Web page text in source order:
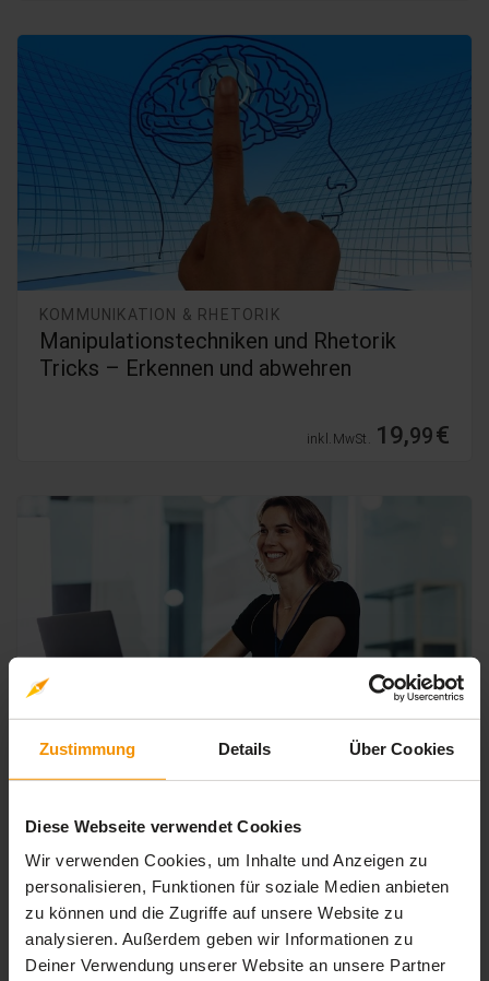
Zustimmung Details Über Cookies
Diese Webseite verwendet Cookies
Wir verwenden Cookies, um Inhalte und Anzeigen zu
personalisieren, Funktionen für soziale Medien anbieten
zu können und die Zugriffe auf unsere Website zu
analysieren. Außerdem geben wir Informationen zu
Deiner Verwendung unserer Website an unsere Partner
KOMMUNIKATION & RHETORIK
Manipulationstechniken und Rhetorik
Tricks – Erkennen und abwehren
inkl. MwSt. 19,99€
PERSÖNLICHKEITSENTWICKLUNG
wirken. Überzeugen.
19,99€